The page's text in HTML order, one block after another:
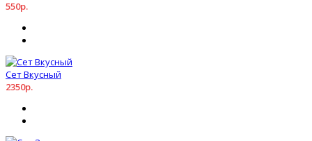
550р.
Сет Вкусный
2350р.